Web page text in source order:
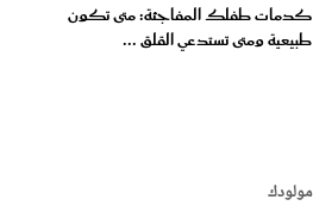
كدمات طفلك المفاجئة: متى تكون
طبيعية ومتى تستدعي القلق ...
مولودك